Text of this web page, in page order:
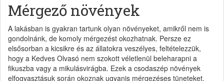
Mérgező növények
A lakásban is gyakran tartunk olyan növényeket, amikről nem is
gondolnánk, de komoly mérgezést okozhatnak. Persze ez
elsősorban a kicsikre és az állatokra veszélyes, feltételezzük,
hogy a Kedves Olvasó nem szokott véletlenül beleharapni a
fikuszba vagy a mikulásvirágba. Ezek a csodaszép növények
elfogyasztásuk során okoznak ugyanis mérgezéses tüneteket,